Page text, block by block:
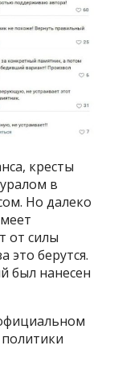
кресты
в
Но далеко
от силы
это берутся.
был нанесен